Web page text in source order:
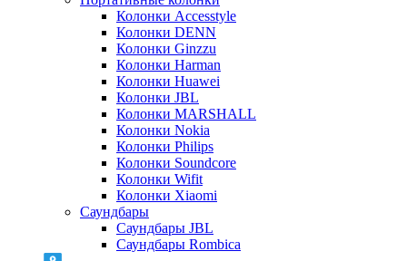
Колонки Accesstyle
Колонки DENN
Колонки Ginzzu
Колонки Harman
Колонки Huawei
Колонки JBL
Колонки MARSHALL
Колонки Nokia
Колонки Philips
Колонки Soundcore
Колонки Wifit
Колонки Xiaomi
Саундбары
Саундбары JBL
Саундбары Rombica